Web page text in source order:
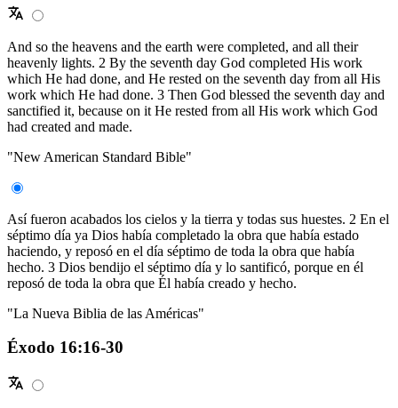
And so the heavens and the earth were completed, and all their
heavenly lights. 2 By the seventh day God completed His work
which He had done, and He rested on the seventh day from all His
work which He had done. 3 Then God blessed the seventh day and
sanctified it, because on it He rested from all His work which God
had created and made.
"New American Standard Bible"
Así fueron acabados los cielos y la tierra y todas sus huestes. 2 En el
séptimo día ya Dios había completado la obra que había estado
haciendo, y reposó en el día séptimo de toda la obra que había
hecho. 3 Dios bendijo el séptimo día y lo santificó, porque en él
reposó de toda la obra que Él había creado y hecho.
"La Nueva Biblia de las Américas"
Éxodo 16:16-30